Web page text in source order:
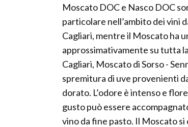
Moscato DOC e Nasco DOC
particolare nell’ambito dei vini
Cagliari, mentre il Moscato ha
approssimativamente su tutta
Cagliari, Moscato di Sorso -
spremitura di uve provenienti
dorato. L’odore è intenso e
gusto può essere
vino da fine pasto. Il Moscato